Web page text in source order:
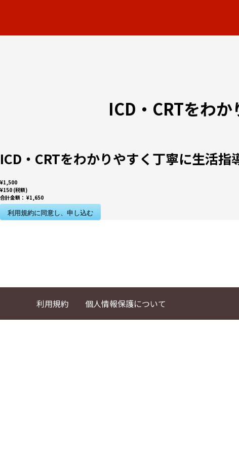
ICD・CRTをわ
ICD・CRTをわかりやすく丁寧に生活指
¥1,500
¥150 (税額)
合計金額： ¥1,650
利用規約に同意し、申し込む
利用規約 個人情報保護について